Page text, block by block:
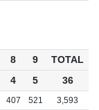
8 9
TOTAL
4 5 36
407 521
3,593